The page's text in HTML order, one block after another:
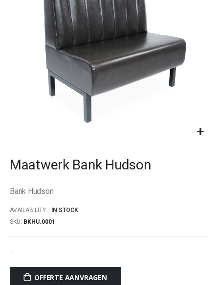
the
the
gallery
Maatwerk Bank Hudson
Bank Hudson
AVAILABILITY:
IN STOCK
SKU
BKHU.0001
-
OFFERTE AANVRAGEN